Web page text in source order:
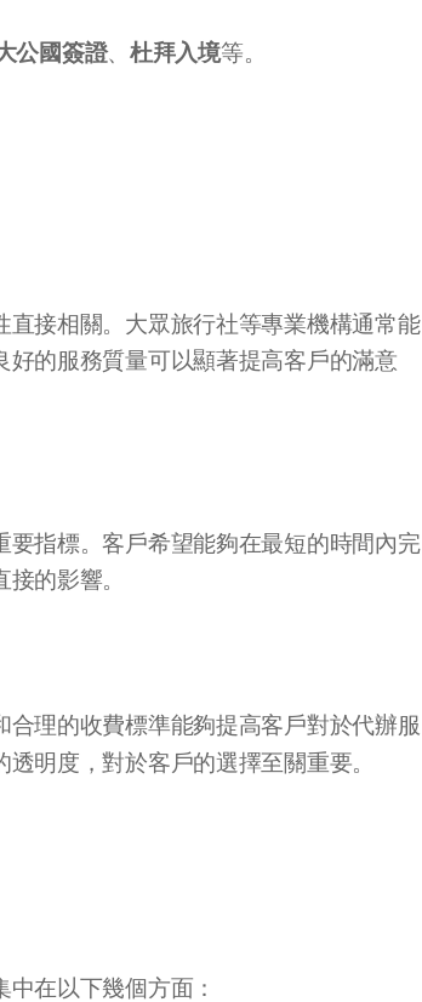
公國簽證、杜拜入境等。
接相關。大眾旅行社等專業機構通常能
的服務質量可以顯著提高客戶的滿意
指標。客戶希望能夠在最短的時間內完
的影響。
理的收費標準能夠提高客戶對於代辦服
明度，對於客戶的選擇至關重要。
在以下幾個方面：